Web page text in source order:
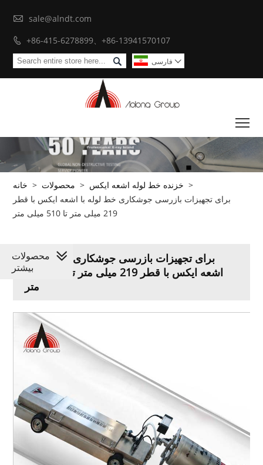
 sale@alndt.com
 +86-415-6278899、+86-13941570107
 فارسی 
خانه > محصولات > خزنده خط لوله اشعه ایکس >
برای تجهیزات بازرسی جوشکاری خط لوله با اشعه ایکس با قطر
219 میلی متر تا 510 میلی متر
برای تجهیزات بازرسی جوشکاری خط لوله با
اشعه ایکس با قطر 219 میلی متر تا 510 میلی
متر
محصولات
بیشتر